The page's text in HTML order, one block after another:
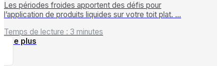
Les périodes froides apportent des défis pour
l’application de produits liquides sur votre toit plat. …
Temps de lecture : 3 minutes
Lire plus